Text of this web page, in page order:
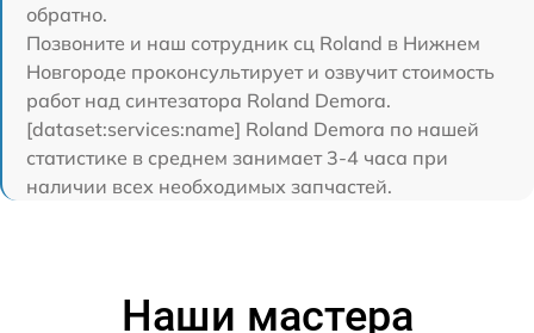
обратно.
Позвоните и наш сотрудник сц Roland в Нижнем
Новгороде проконсультирует и озвучит стоимость
работ над синтезатора Roland Demora.
[dataset:services:name] Roland Demora по нашей
статистике в среднем занимает 3-4 часа при
наличии всех необходимых запчастей.
Наши мастера